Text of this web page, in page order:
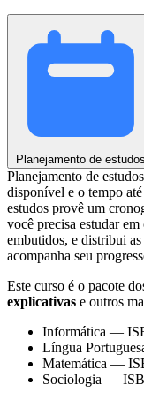
Planejamento de estudos
Planejamento de
disponível e o tempo
estudos provê um
você precisa estudar
embutidos, e distribui
acompanha seu
Este curso é o pacote
explicativas e outros
Informática —
Língua
Matemática —
Sociologia —